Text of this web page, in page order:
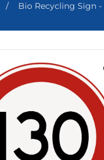
/ Bio Recycling Sign -